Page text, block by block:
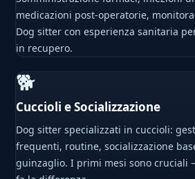
medicazioni post-operatorie,
Dog sitter con esperienza sanitaria
in recupero.
🐕
Cuccioli e Socializzazione
Dog sitter specializzati in cuccioli:
frequenti, routine, socializzazione
guinzaglio. I primi mesi sono cruciali